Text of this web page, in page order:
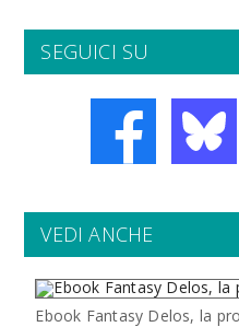
SEGUICI SU
VEDI ANCHE
Ebook Fantasy Delos, la